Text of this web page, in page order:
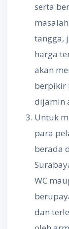
serta
tangga,
harga
akan
berpikir
dijamin
Untuk
para
berada
WC
dan